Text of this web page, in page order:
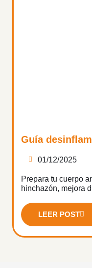
Guía
01/12/2025
Prepara tu cuerpo
hinchazón, mejora
LEER POST